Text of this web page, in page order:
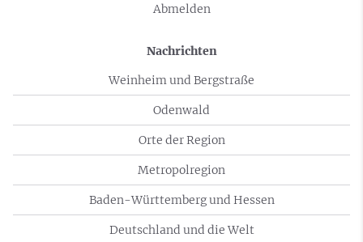
Abmelden
Nachrichten
Weinheim und Bergstraße
Odenwald
Orte der Region
Metropolregion
Baden-Württemberg und Hessen
Deutschland und die Welt